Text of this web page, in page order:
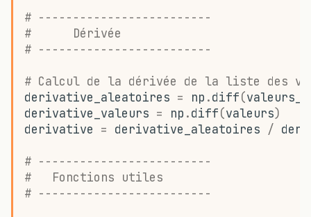
# -------------------------
#      Dérivée
# -------------------------
# Calcul de la dérivée de la liste des
derivative_aleatoires = np .diff(
derivative_valeurs = np .diff(valeurs)
derivative = derivative_aleatoires /
# -------------------------
#   Fonctions utiles
# -------------------------